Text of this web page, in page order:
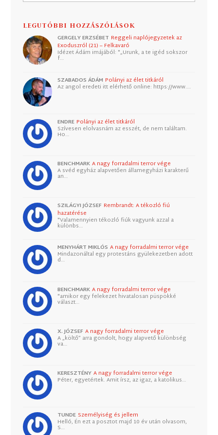
LEGUTÓBBI HOZZÁSZÓLÁSOK
GERGELY ERZSÉBET Reggeli naplójegyzetek az
Exoduszról (21) – Felkavaró
Idézet Ádám imájából: "„Urunk, a te igéd sokszor
f…
SZABADOS ÁDÁM Polányi az élet titkáról
Az angol eredeti itt elérhető online: https://www.…
ENDRE Polányi az élet titkáról
Szívesen elolvasnám az esszét, de nem találtam.
Ho…
BENCHMARK A nagy forradalmi terror vége
A svéd egyház alapvetően államegyházi karakterű
an…
SZILÁGYI JÓZSEF Rembrandt: A tékozló fiú
hazatérése
"Valamennyien tékozló fiúk vagyunk azzal a
különbs…
MENYHÁRT MIKLÓS A nagy forradalmi terror vége
Mindazonáltal egy protestáns gyülekezetben adott
d…
BENCHMARK A nagy forradalmi terror vége
"amikor egy felekezet hivatalosan püspökké
választ…
X. JÓZSEF A nagy forradalmi terror vége
A „költő” arra gondolt, hogy alapvető különbség
va…
KERESZTÉNY A nagy forradalmi terror vége
Péter, egyetértek. Amit írsz, az igaz, a katolikus…
TUNDE Személyiség és jellem
Helló, Én ezt a posztot majd 10 év után olvasom,
S…